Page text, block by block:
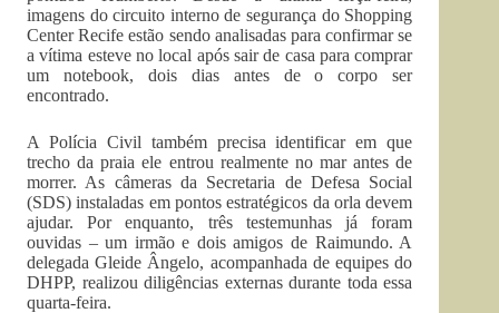
imagens do circuito interno de segurança do Shopping
Center Recife estão sendo analisadas para confirmar se
a vítima esteve no local após sair de casa para comprar
um notebook, dois dias antes de o corpo ser
encontrado.
A Polícia Civil também precisa identificar em que
trecho da praia ele entrou realmente no mar antes de
morrer. As câmeras da Secretaria de Defesa Social
(SDS) instaladas em pontos estratégicos da orla devem
ajudar. Por enquanto, três testemunhas já foram
ouvidas – um irmão e dois amigos de Raimundo. A
delegada Gleide Ângelo, acompanhada de equipes do
DHPP, realizou diligências externas durante toda essa
quarta-feira.